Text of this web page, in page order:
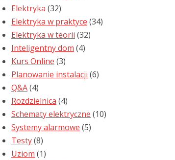
Elektryka (32)
Elektryka w praktyce (34)
Elektryka w teorii (32)
Inteligentny dom (4)
Kurs Online (3)
Planowanie instalacji (6)
Q&A(4)
Rozdzielnica (4)
Schematy elektryczne (10)
Systemy alarmowe (5)
Testy(8)
Uziom (1)